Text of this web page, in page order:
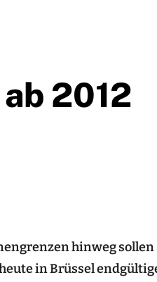
2012
hinweg
in Brüssel